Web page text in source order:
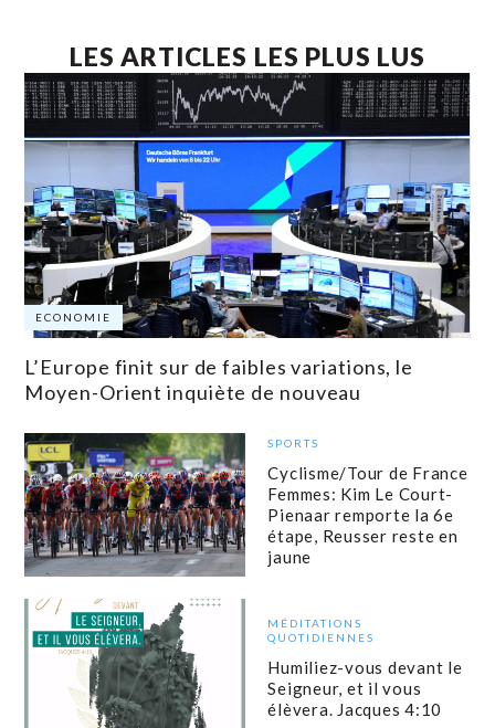
LES ARTICLES LES PLUS LUS
ECONOMIE
L’Europe finit sur de faibles variations, le
Moyen-Orient inquiète de nouveau
SPORTS
Cyclisme/Tour de France
Femmes: Kim Le Court-
Pienaar remporte la 6e
étape, Reusser reste en
jaune
MÉDITATIONS
QUOTIDIENNES
Humiliez-vous devant le
Seigneur, et il vous
élèvera. Jacques 4:10